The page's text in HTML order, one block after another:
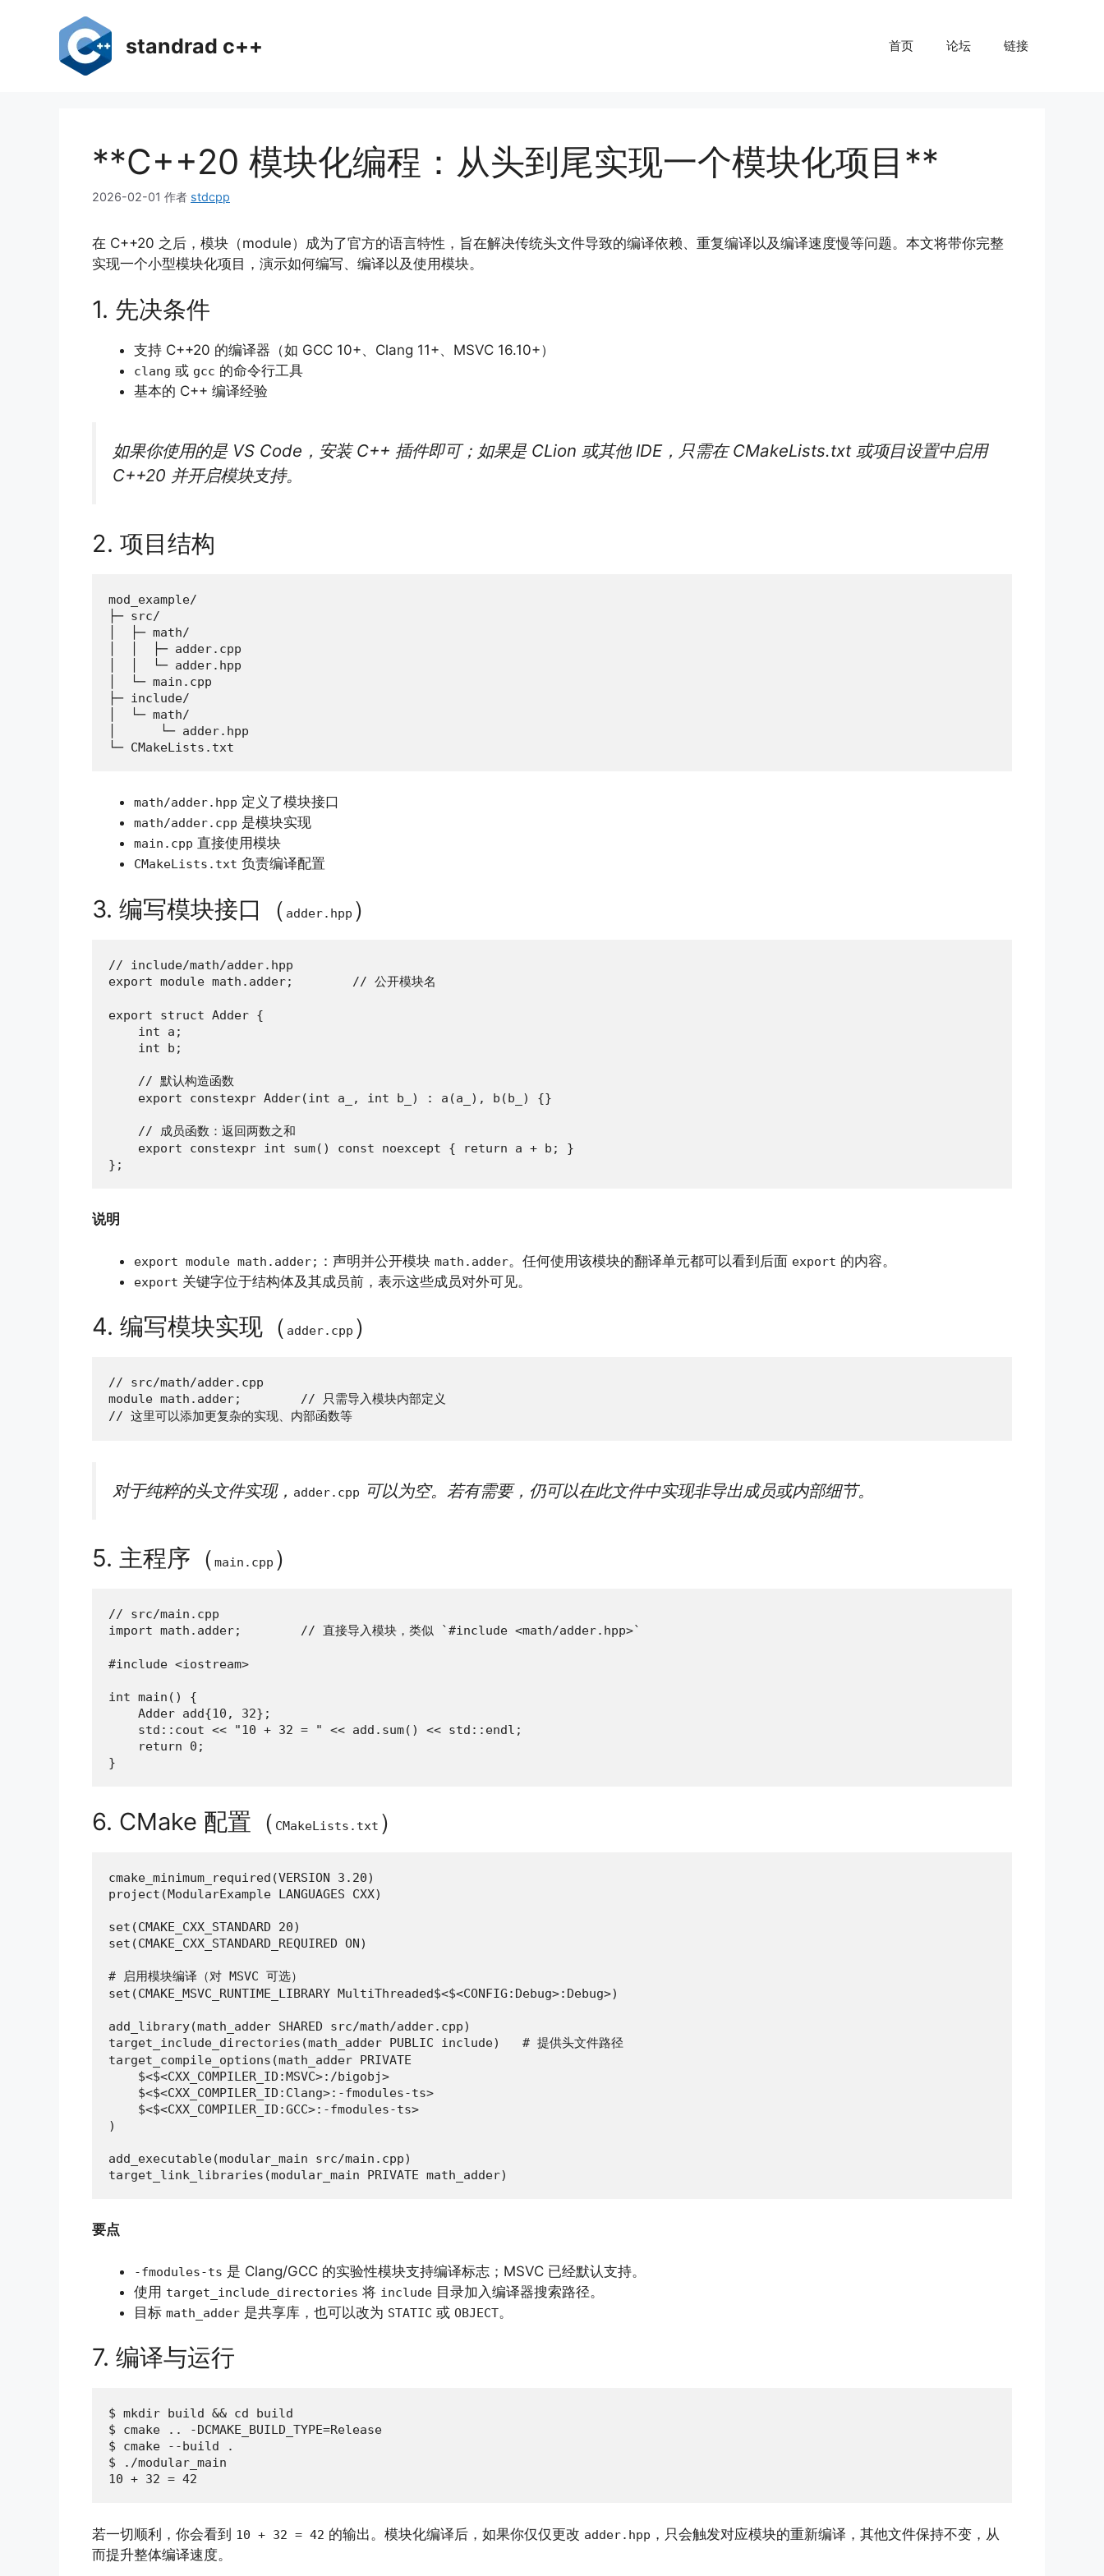
standrad c++ 首页 论坛 链接
**C++20 模块化编程：从头到尾实现一个模块化项目**
2026-02-01 作者 stdcpp
在 C++20 之后，模块（module）成为了官方的语言特性，旨在解决传统头文件导致的编译依赖、重复编译以及编译速度慢等问题。本文将带你完整
实现一个小型模块化项目，演示如何编写、编译以及使用模块。
1. 先决条件
支持 C++20 的编译器（如 GCC 10+、Clang 11+、MSVC 16.10+）
clang 或 gcc 的命令行工具
基本的 C++ 编译经验
如果你使用的是 VS Code，安装 C++ 插件即可；如果是 CLion 或其他 IDE，只需在 CMakeLists.txt 或项目设置中启用
C++20 并开启模块支持。
2. 项目结构
mod_example/
├─ src/
│  ├─ math/
│  │  ├─ adder.cpp
│  │  └─ adder.hpp
│  └─ main.cpp
├─ include/
│  └─ math/
│      └─ adder.hpp
└─ CMakeLists.txt
math/adder.hpp 定义了模块接口
math/adder.cpp 是模块实现
main.cpp 直接使用模块
CMakeLists.txt 负责编译配置
3. 编写模块接口（ adder.hpp ）
// include/math/adder.hpp
export module math.adder;        // 公开模块名
export struct Adder {
    int a;
    int b;
    // 默认构造函数
    export constexpr Adder(int a_, int b_) : a(a_), b(b_) {}
    // 成员函数：返回两数之和
    export constexpr int sum() const noexcept { return a + b; }
};
说明
export module math.adder; ：声明并公开模块 math.adder。任何使用该模块的翻译单元都可以看到后面 export 的内容。
export 关键字位于结构体及其成员前，表示这些成员对外可见。
4. 编写模块实现（ adder.cpp ）
// src/math/adder.cpp
module math.adder;        // 只需导入模块内部定义
// 这里可以添加更复杂的实现、内部函数等
对于纯粹的头文件实现， adder.cpp 可以为空。若有需要，仍可以在此文件中实现非导出成员或内部细节。
5. 主程序（ main.cpp ）
// src/main.cpp
import math.adder;        // 直接导入模块，类似 `#include <math/adder.hpp>`
#include <iostream>
int main() {
    Adder add{10, 32};
    std::cout << "10 + 32 = " << add.sum() << std::endl;
    return 0;
}
6. CMake 配置（ CMakeLists.txt ）
cmake_minimum_required(VERSION 3.20)
project(ModularExample LANGUAGES CXX)
set(CMAKE_CXX_STANDARD 20)
set(CMAKE_CXX_STANDARD_REQUIRED ON)
# 启用模块编译（对 MSVC 可选）
set(CMAKE_MSVC_RUNTIME_LIBRARY MultiThreaded$<$<CONFIG:Debug>:Debug>)
add_library(math_adder SHARED src/math/adder.cpp)
target_include_directories(math_adder PUBLIC include)   # 提供头文件路径
target_compile_options(math_adder PRIVATE
    $<$<CXX_COMPILER_ID:MSVC>:/bigobj>
    $<$<CXX_COMPILER_ID:Clang>:-fmodules-ts>
    $<$<CXX_COMPILER_ID:GCC>:-fmodules-ts>
)
add_executable(modular_main src/main.cpp)
target_link_libraries(modular_main PRIVATE math_adder)
要点
-fmodules-ts 是 Clang/GCC 的实验性模块支持编译标志；MSVC 已经默认支持。
使用 target_include_directories 将 include 目录加入编译器搜索路径。
目标 math_adder 是共享库，也可以改为 STATIC 或 OBJECT。
7. 编译与运行
$ mkdir build && cd build
$ cmake .. -DCMAKE_BUILD_TYPE=Release
$ cmake --build .
$ ./modular_main
10 + 32 = 42
若一切顺利，你会看到 10 + 32 = 42 的输出。模块化编译后，如果你仅仅更改 adder.hpp ，只会触发对应模块的重新编译，其他文件保持不变，从
而提升整体编译速度。